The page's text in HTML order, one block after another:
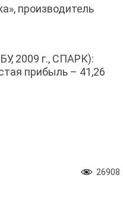
производитель
2009 г., СПАРК):
прибыль – 41,26
26908